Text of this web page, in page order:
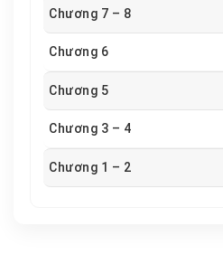
Chương 7 – 8
Chương 6
Chương 5
Chương 3 – 4
Chương 1 – 2